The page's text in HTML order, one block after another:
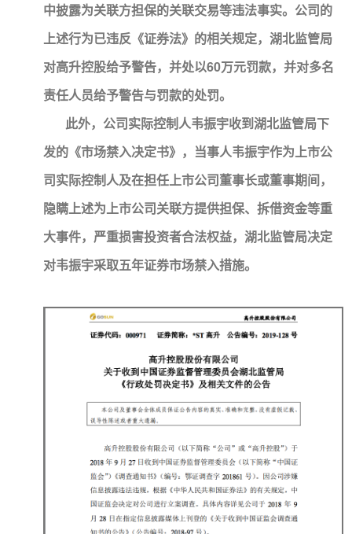
中披露为关联方担保的关联交易等违法事实。公司的
上述行为已违反《证券法》的相关规定，湖北监管局
对高升控股给予警告，并处以60万元罚款，并对多名
责任人员给予警告与罚款的处罚。
此外，公司实际控制人韦振宇收到湖北监管局下
发的《市场禁入决定书》，当事人韦振宇作为上市公
司实际控制人及在担任上市公司董事长或董事期间，
隐瞒上述为上市公司关联方提供担保、拆借资金等重
大事件，严重损害投资者合法权益，湖北监管局决定
对韦振宇采取五年证券市场禁入措施。